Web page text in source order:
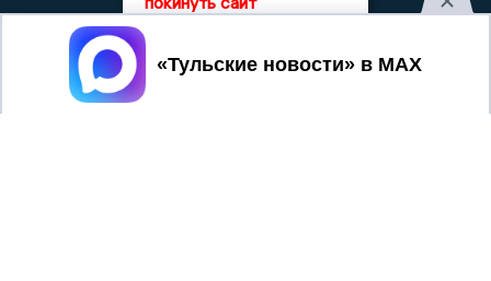
ТУЛЬСКИЕ
НОВОСТИ
«Тульские новости»
Учредитель (соучредители): Общество с ограниченной
Принять